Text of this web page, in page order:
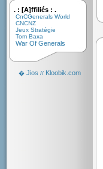
. : [A]ffiliés : .
CnCGenerals World
CNCNZ
Jeux Stratégie
Tom Baxa
War Of Generals
� Jios // Kloobik.com